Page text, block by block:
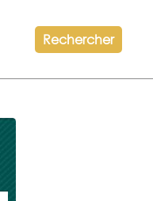
Rechercher